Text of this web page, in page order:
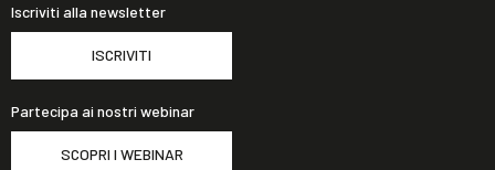
Iscriviti alla newsletter
ISCRIVITI
Partecipa ai nostri webinar
SCOPRI I WEBINAR